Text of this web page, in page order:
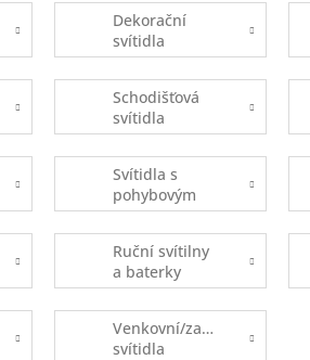
Dekorační
svítidla
Schodišťová
svítidla
Svítidla s
pohybovým
čidlem
Ruční svítilny
a baterky
Venkovní/zahradní
svítidla